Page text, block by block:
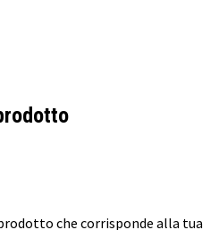
che corrisponde alla tua